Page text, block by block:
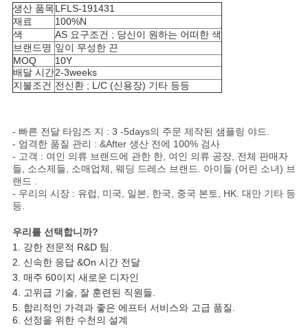
호
정
책
생산 품목LFLS-191431
재료
100%N
색
AS 요구조건 ; 당신이 원하는 어떠한 색
브랜드명 잎이 무성한 끈
MOQ
10Y
배달 시간2-3weeks
지불조건 전신환 ; L/C (신용장) 기타 등등
- 빠른 전달 타임즈 지 : 3 -5days의 주문 제작된 샘플링 야드.
- 엄격한 품질 관리 : &After 생산 전에 100% 검사
- 고객 : 여인 의류 브랜드에 관한 한, 여인 의류 공장, 전체 판매자
들, 소스제들, 소매업체, 웨딩 드레스 브랜드. 아이들 (어린 소녀) 브
랜드 .
- 우리의 시장 : 유럽, 미국, 일본, 한국, 중국 본토, HK. 대만 기타 등
등.
우리를 선택합니까?
1. 강한 전문적 R&D 팀.
2. 신속한 응답 &On 시간 전달
3. 매주 60이지 새로운 디자인
4. 고위급 기술, 잘 훈련된 직원들.
5. 합리적인 가격과 좋은 에프터 서비스와 고급 품질.
6. 선정을 위한 수천의 설계